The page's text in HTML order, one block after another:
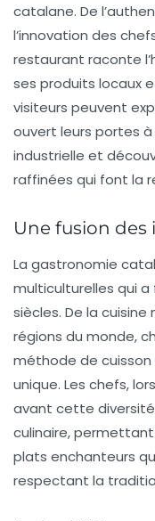
catalane. De
l’innovation des
restaurant raconte
ses produits locaux
visiteurs peuvent
ouvert leurs portes
industrielle et
raffinées qui font la
Une fusion
La gastronomie
multiculturelles qui
siècles. De la
régions du monde,
méthode de
unique. Les chefs,
avant cette
culinaire,
plats enchanteurs
respectant la